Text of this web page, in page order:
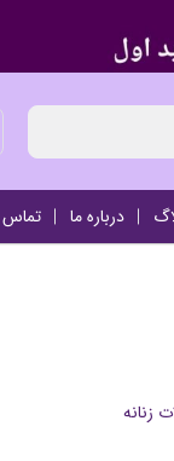
درباره ما تماس
زنانه